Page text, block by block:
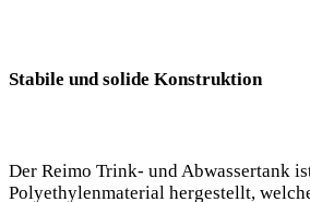
Stabile und solide Konstruktion
Der Reimo Trink- und Abwassertank
Polyethylenmaterial hergestellt,